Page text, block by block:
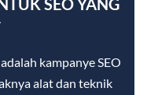
kampanye SEO
alat dan teknik